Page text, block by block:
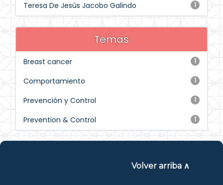
1
Teresa De Jesús Jacobo Galindo
Temas
1
Breast cancer
1
Comportamiento
1
Prevención y Control
1
Prevention & Control
Volver arriba ∧